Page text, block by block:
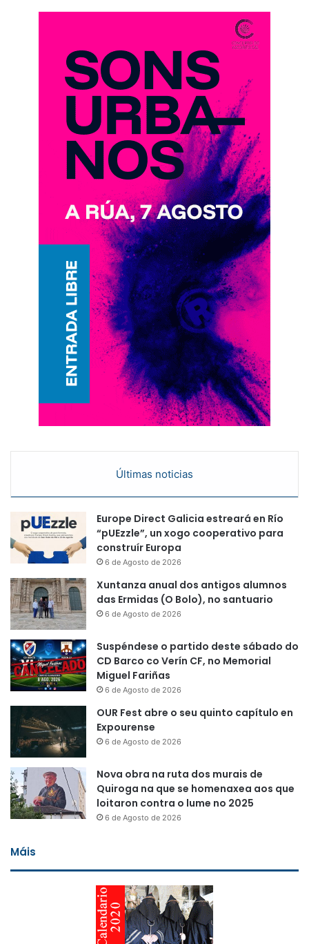
Últimas noticias
Europe Direct Galicia estreará en Río
“pUEzzle”, un xogo cooperativo para
construír Europa
6 de Agosto de 2026
Xuntanza anual dos antigos alumnos
das Ermidas (O Bolo), no santuario
6 de Agosto de 2026
Suspéndese o partido deste sábado do
CD Barco co Verín CF, no Memorial
Miguel Fariñas
6 de Agosto de 2026
OUR Fest abre o seu quinto capítulo en
Expourense
6 de Agosto de 2026
Nova obra na ruta dos murais de
Quiroga na que se homenaxea aos que
loitaron contra o lume no 2025
6 de Agosto de 2026
Máis